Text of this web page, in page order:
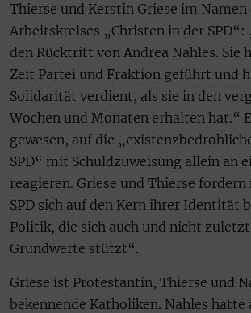
Thierse und Kerstin Griese im Namen
Arbeitskreises „Christen in der SPD“:
den Rücktritt von Andrea Nahles. Sie
Zeit Partei und Fraktion geführt und
Solidarität verdient, als sie in den
Wochen und Monaten erhalten hat.“
gewesen, auf die
SPD“ mit Schuldzuweisung allein an
reagieren. Griese und Thierse fordern
SPD sich auf den Kern ihrer Identität
Politik, die sich auch und nicht
Grundwerte stützt“.
Griese ist Protestantin, Thierse und
bekennende Katholiken. Nahles hatte